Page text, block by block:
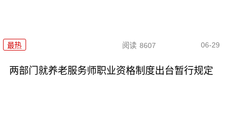
最热 阅读 8607 06-29
两部门就养老服务师职业资格制度出台暂行规定